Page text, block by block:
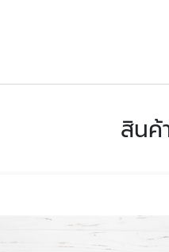
สินค้